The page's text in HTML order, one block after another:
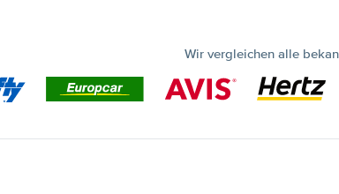
Wir vergleichen alle